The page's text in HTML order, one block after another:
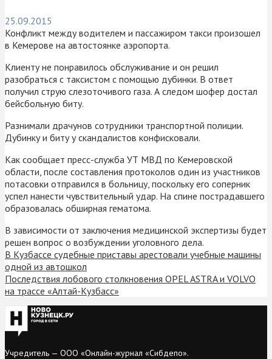
25.09.2015
Конфликт между водителем и пассажиром такси произошел
в Кемерове на автостоянке аэропорта.
Клиенту не понравилось обслуживание и он решил
разобраться с таксистом с помощью дубинки. В ответ
получил струю слезоточивого газа. А следом шофер достал
бейсбольную биту.
Разнимали драчунов сотрудники транспортной полиции.
Дубинку и биту у скандалистов конфисковали.
Как сообщает пресс-служба УТ МВД по Кемеровской
области, после составления протоколов один из участников
потасовки отправился в больницу, поскольку его соперник
успел нанести чувствительный удар. На спине пострадавшего
образовалась обширная гематома.
В зависимости от заключения медицинской экспертизы будет
решен вопрос о возбуждении уголовного дела.
В Кузбассе судебные приставы арестовали учебные машины
одной из автошкол
Последствия лобового столкновения OPEL ASTRA и VOLVO
на трассе «Алтай-Кузбасс»
Учредитель — ООО «Онлайн-журнал «Сибдепо».